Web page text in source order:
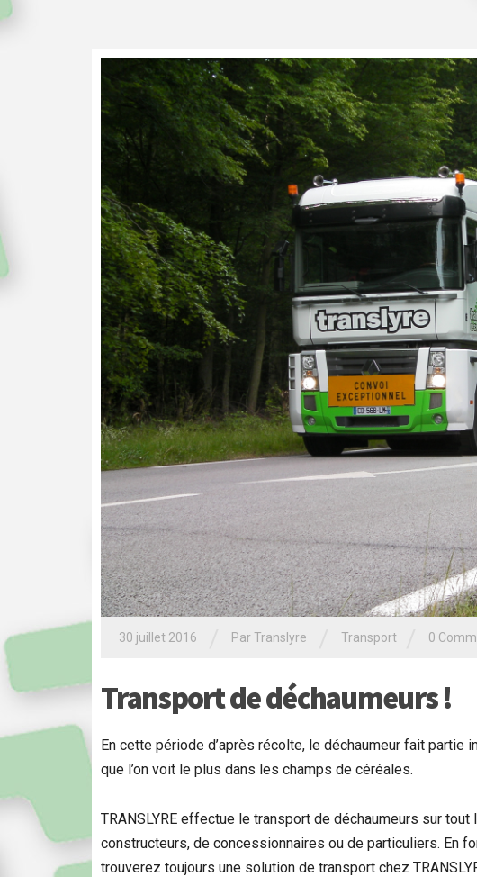
30 juillet 2016 Par Translyre Transport 0
Transport de déchaumeurs !
En cette période d’après récolte, le déchaumeur fait partie
que l’on voit le plus dans les champs de céréales.
TRANSLYRE effectue le transport de déchaumeurs sur
constructeurs, de concessionnaires ou de particuliers. En
trouverez toujours une solution de transport chez